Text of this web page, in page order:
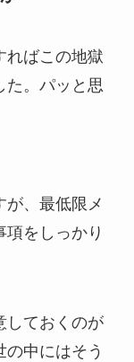
ればこの地獄
た。パッと思
が、最低限メ
をしっかり
しておくのが
中にはそう